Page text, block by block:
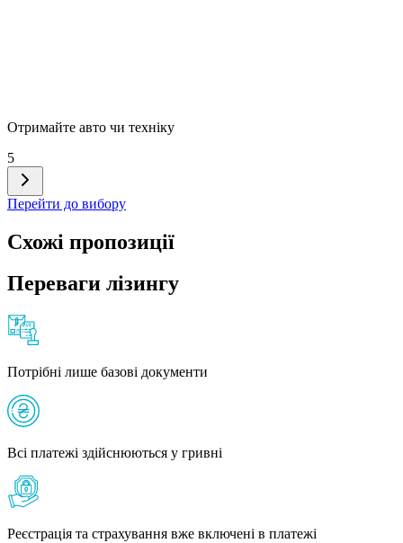
Отримайте авто чи техніку
5
Перейти до вибору
Схожі пропозиції
Переваги лізингу
Потрібні лише базові документи
Всі платежі здійснюються у гривні
Реєстрація та страхування вже включені в платежі